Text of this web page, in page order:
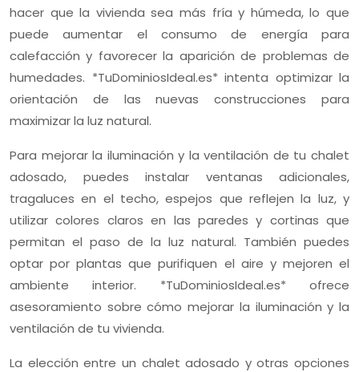
hacer que la vivienda sea más fría y húmeda, lo que
puede aumentar el consumo de energía para
calefacción y favorecer la aparición de problemas de
humedades. *TuDominiosIdeal.es* intenta optimizar la
orientación de las nuevas construcciones para
maximizar la luz natural.
Para mejorar la iluminación y la ventilación de tu chalet
adosado, puedes instalar ventanas adicionales,
tragaluces en el techo, espejos que reflejen la luz, y
utilizar colores claros en las paredes y cortinas que
permitan el paso de la luz natural. También puedes
optar por plantas que purifiquen el aire y mejoren el
ambiente interior. *TuDominiosIdeal.es* ofrece
asesoramiento sobre cómo mejorar la iluminación y la
ventilación de tu vivienda.
La elección entre un chalet adosado y otras opciones